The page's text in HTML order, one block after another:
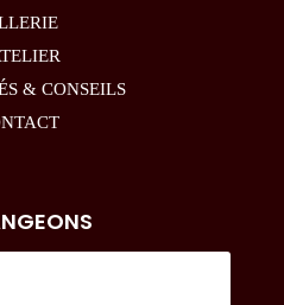
& CONSEILS